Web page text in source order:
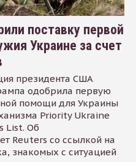
поставку первой
Украине за счет
президента США
одобрила первую
помощи для Украины
Priority Ukraine
List. Об
Reuters со ссылкой на
знакомых с ситуацией